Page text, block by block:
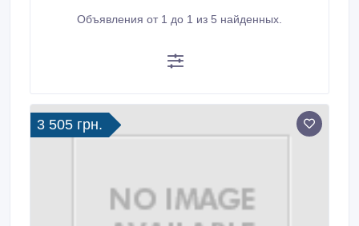
Объявления от 1 до 1 из 5 найденных.
3 505 грн.